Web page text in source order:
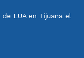
EUA en Tijuana el